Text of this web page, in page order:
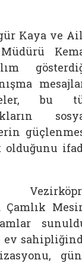
Kaya ve
bu
olduğunu
Çamlık
ev